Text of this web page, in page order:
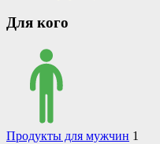
Для кого
Продукты для мужчин 1